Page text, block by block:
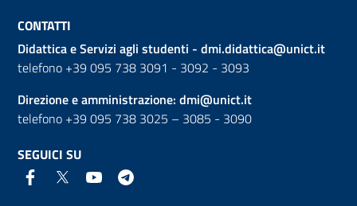
CONTATTI
Didattica e Servizi agli studenti - dmi.didattica@unict.it
telefono +39 095 738 3091 - 3092 - 3093
Direzione e amministrazione: dmi@unict.it
telefono +39 095 738 3025 – 3085 - 3090
SEGUICI SU